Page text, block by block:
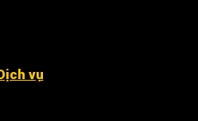
vụ